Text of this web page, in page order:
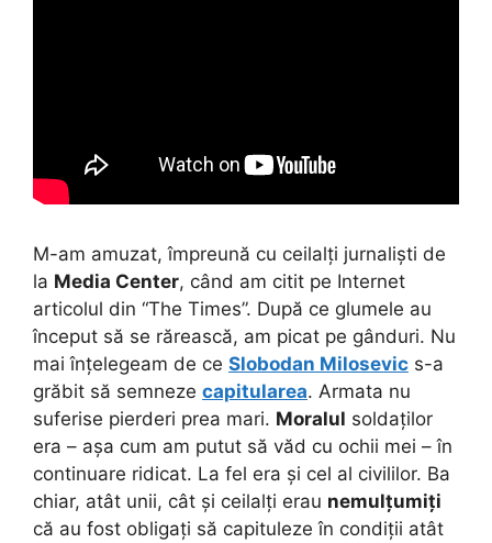
M-am amuzat, împreună cu ceilalți jurnaliști de
la Media Center, când am citit pe Internet
articolul din “The Times”. După ce glumele au
început să se rărească, am picat pe gânduri. Nu
mai înțelegeam de ce Slobodan Milosevic s-a
grăbit să semneze capitularea. Armata nu
suferise pierderi prea mari. Moralul soldaților
era – așa cum am putut să văd cu ochii mei – în
continuare ridicat. La fel era și cel al civililor. Ba
chiar, atât unii, cât și ceilalți erau nemulțumiți
că au fost obligați să capituleze în condiții atât